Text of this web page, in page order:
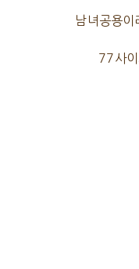
남녀공용이
77사이